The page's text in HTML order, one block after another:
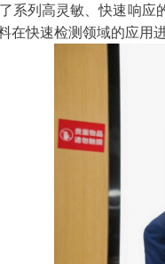
系列高灵敏、快速响
在快速检测领域的应用